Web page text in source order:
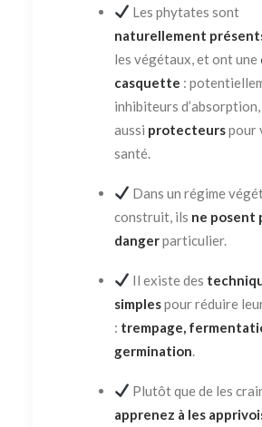
Les phytates sont
naturellement
les végétaux, et ont une
casquette :
inhibiteurs d’absorption,
aussi protecteurspour
santé.
Dans un régime
construit, ils ne posent
dangerparticulier.
Il existe des
simplespour réduire
: trempage,
germination.
Plutôt que de les
apprenez à les